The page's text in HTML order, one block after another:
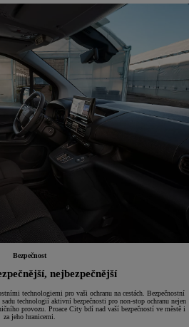
Bezpečnost
nejbezpečnější
technologiemi pro vaši ochranu na cestách. Bezpečnostní
sadu technologií aktivní bezpečnosti pro non-stop ochranu nejen
provozu. Proace City bdí nad vaší bezpečností ve městě i
za jeho hranicemi.